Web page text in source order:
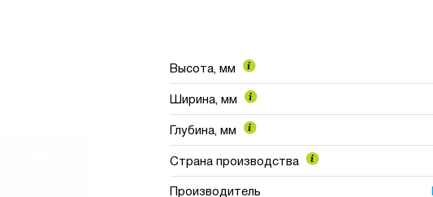
Высота, мм
Ширина, мм
Глубина, мм
Страна производства
Производитель